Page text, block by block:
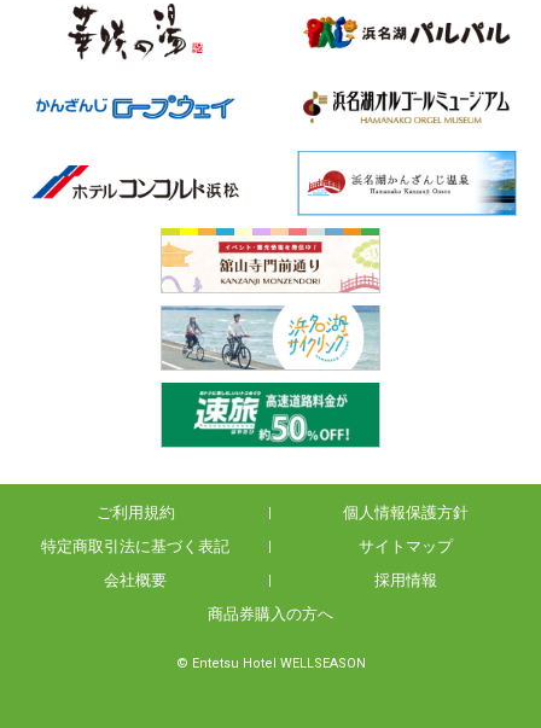
ご利用規約
個人情報保護方針
特定商取引法に基づく表記
サイトマップ
会社概要
採用情報
商品券購入の方へ
© Entetsu Hotel WELLSEASON